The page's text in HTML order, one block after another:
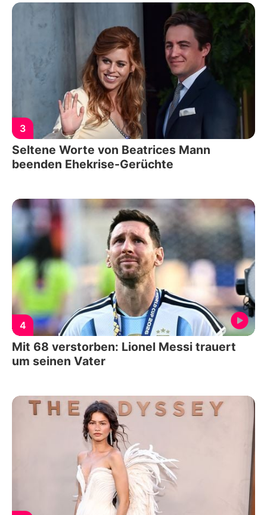
3
Seltene Worte von Beatrices Mann
beenden Ehekrise-Gerüchte
4
Mit 68 verstorben: Lionel Messi trauert
um seinen Vater